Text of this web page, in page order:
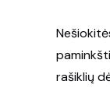
rašiklių